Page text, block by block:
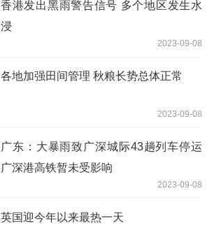
香港发出黑雨警告信号 多个地区发生水
浸
2023-09-08
各地加强田间管理 秋粮长势总体正常
2023-09-08
广东：大暴雨致广深城际43趟列车停运
广深港高铁暂未受影响
2023-09-08
英国迎今年以来最热一天